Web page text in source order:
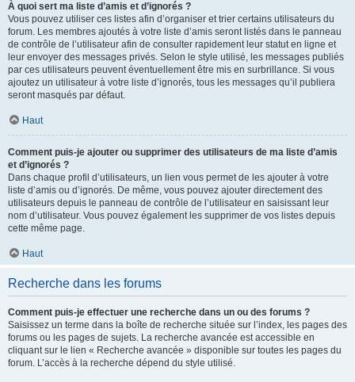
À quoi sert ma liste d’amis et d’ignorés ?
Vous pouvez utiliser ces listes afin d’organiser et trier certains utilisateurs du
forum. Les membres ajoutés à votre liste d’amis seront listés dans le panneau
de contrôle de l’utilisateur afin de consulter rapidement leur statut en ligne et
leur envoyer des messages privés. Selon le style utilisé, les messages publiés
par ces utilisateurs peuvent éventuellement être mis en surbrillance. Si vous
ajoutez un utilisateur à votre liste d’ignorés, tous les messages qu’il publiera
seront masqués par défaut.
Haut
Comment puis-je ajouter ou supprimer des utilisateurs de ma liste d’amis
et d’ignorés ?
Dans chaque profil d’utilisateurs, un lien vous permet de les ajouter à votre
liste d’amis ou d’ignorés. De même, vous pouvez ajouter directement des
utilisateurs depuis le panneau de contrôle de l’utilisateur en saisissant leur
nom d’utilisateur. Vous pouvez également les supprimer de vos listes depuis
cette même page.
Haut
Recherche dans les forums
Comment puis-je effectuer une recherche dans un ou des forums ?
Saisissez un terme dans la boîte de recherche située sur l’index, les pages des
forums ou les pages de sujets. La recherche avancée est accessible en
cliquant sur le lien « Recherche avancée » disponible sur toutes les pages du
forum. L’accès à la recherche dépend du style utilisé.